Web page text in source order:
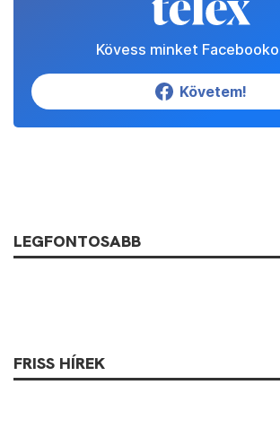
Kövess minket
Követem!
LEGFONTOSABB
FRISS HÍREK